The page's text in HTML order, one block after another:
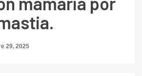
29, 2025